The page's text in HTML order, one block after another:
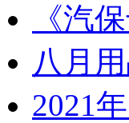
《汽
八月
2021